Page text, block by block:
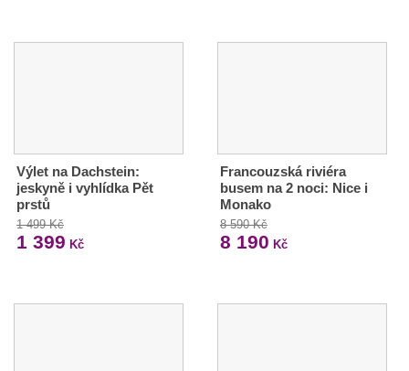
Výlet na Dachstein:
jeskyně i vyhlídka Pět
prstů
1 499 Kč
1 399 Kč
Francouzská riviéra
busem na 2 noci: Nice i
Monako
8 590 Kč
8 190 Kč